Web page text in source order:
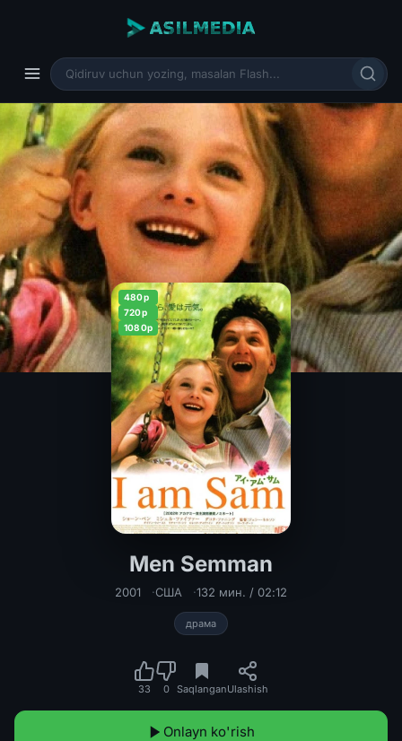
480p
720p
1080p
Men Semman
Men Semman Uzbek tilida 2001
2001 США 132 мин. / 02:12
драма
33 0 SaqlanganUlashish
Onlayn ko'rish